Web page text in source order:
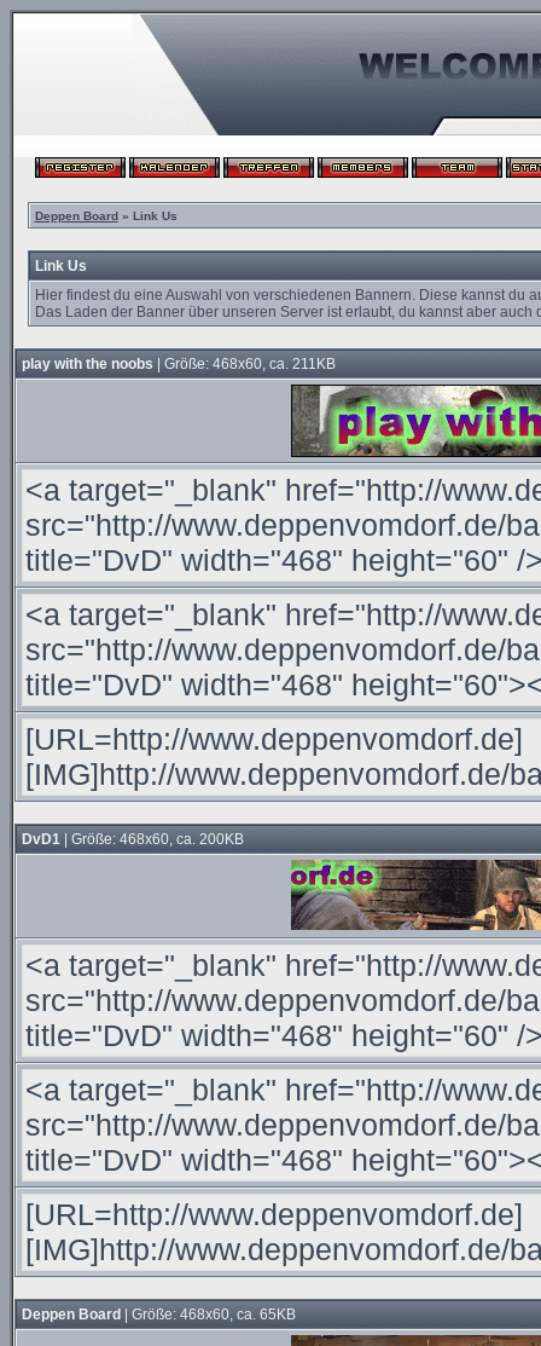
Deppen Board» Link Us
Link Us
Hier findest du eine Auswahl von verschiedenen Bannern. Diese kannst
Das Laden der Banner über unseren Server ist erlaubt, du kannst aber
play with the noobs | Größe: 468x60, ca. 211KB
DvD1 | Größe: 468x60, ca. 200KB
Deppen Board | Größe: 468x60, ca. 65KB